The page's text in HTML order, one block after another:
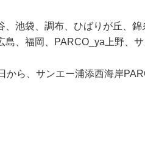
、池袋、調布、ひばりが丘、
島、福岡、PARCO_ya上野、
から、サンエー浦添西海岸